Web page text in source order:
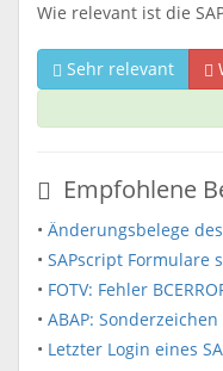
Wie relevant ist die
Sehr relevant
Empfohlene
• Änderungsbelege
• SAPscript Formulare
• FOTV: Fehler
• ABAP:
• Letzter Login eines